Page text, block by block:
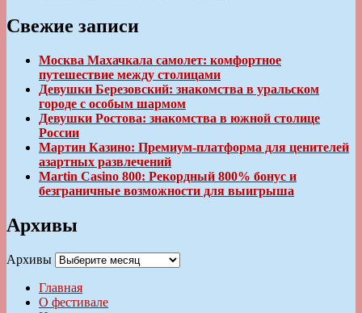
Свежие записи
Москва Махачкала самолет: комфортное
путешествие между столицами
Девушки Березовский: знакомства в уральском
городе с особым шармом
Девушки Ростова: знакомства в южной столице
России
Мартин Казино: Премиум-платформа для ценителей
азартных развлечений
Martin Casino 800: Рекордный 800% бонус и
безграничные возможности для выигрыша
Архивы
Архивы
Главная
О фестивале